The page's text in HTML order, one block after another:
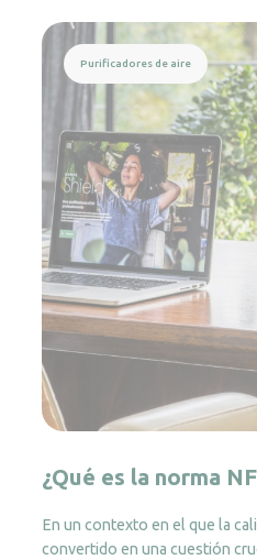
Purificadores de aire
¿Qué es la norma
En un contexto en el que la
convertido en una cuestión
Leer más